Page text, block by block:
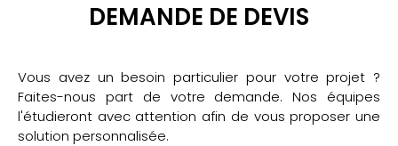
DEMANDE DE DEVIS
Vous avez un besoin particulier pour votre projet ?
Faites-nous part de votre demande. Nos équipes
l'étudieront avec attention afin de vous proposer une
solution personnalisée.